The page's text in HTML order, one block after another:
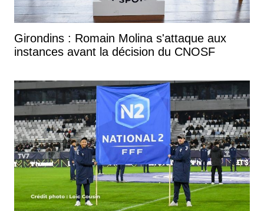
Girondins : Romain Molina s'attaque aux
instances avant la décision du CNOSF